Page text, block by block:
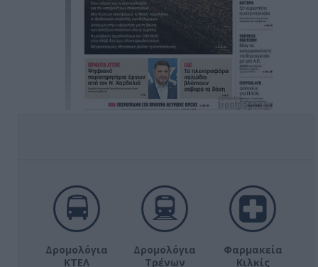
Δρομολόγια
ΚΤΕΛ
Δρομολόγια
Τρένων
Φαρμακεία
Κιλκίς